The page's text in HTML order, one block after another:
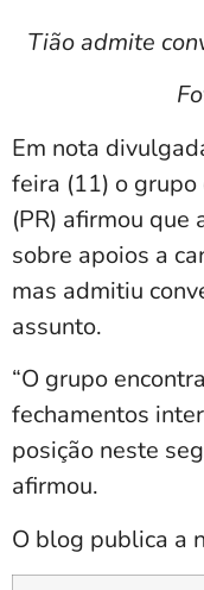
Tião admite
Em nota
feira (11) o
(PR) afirmou que
sobre apoios a
mas admitiu
assunto.
“O grupo
fechamentos
posição neste
afirmou.
O blog publica a